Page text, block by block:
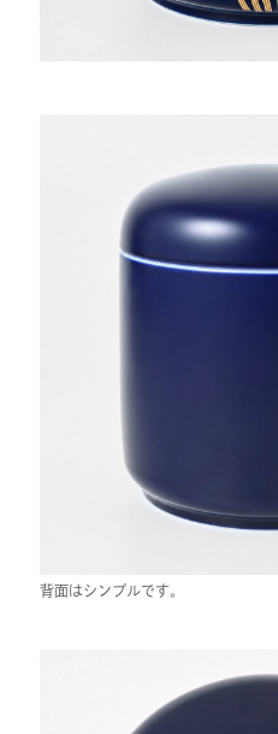
背面はシンプルです。